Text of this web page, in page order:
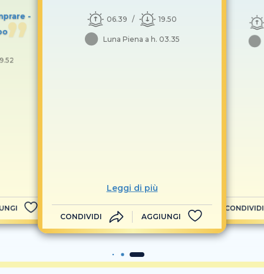
-
06.39 19.50
Luna Piena a h. 03.35
Leggi di più
CONDIVIDI AGGIUNGI
CONDIVIDI